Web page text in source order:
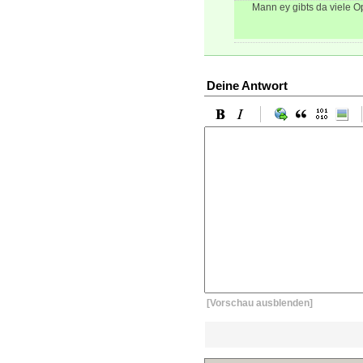
Mann ey gibts da viele
Deine Antwort
[Vorschau ausblenden]